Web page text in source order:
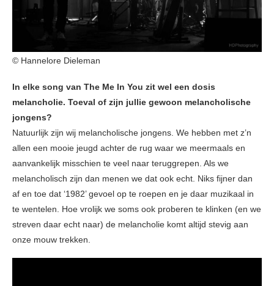
© Hannelore Dieleman
In elke song van The Me In You zit wel een dosis
melancholie. Toeval of zijn jullie gewoon melancholische
jongens?
Natuurlijk zijn wij melancholische jongens. We hebben met z’n
allen een mooie jeugd achter de rug waar we meermaals en
aanvankelijk misschien te veel naar teruggrepen. Als we
melancholisch zijn dan menen we dat ook echt. Niks fijner dan
af en toe dat ‘1982’ gevoel op te roepen en je daar muzikaal in
te wentelen. Hoe vrolijk we soms ook proberen te klinken (en we
streven daar echt naar) de melancholie komt altijd stevig aan
onze mouw trekken.